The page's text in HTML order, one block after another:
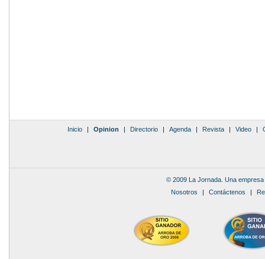
Inicio | Opinion | Directorio | Agenda | Revista | Video |
© 2009 La Jornada. Una
Nosotros | Contáctenos |